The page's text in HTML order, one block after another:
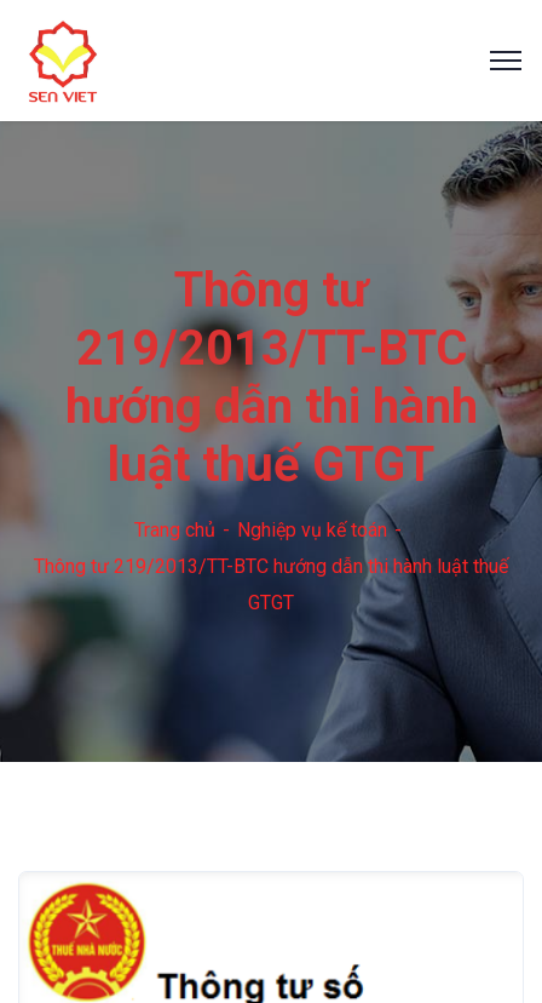
Thông tư
219/2013/TT-BTC
hướng dẫn thi hành
luật thuế GTGT
Trang chủ
Nghiệp vụ kế toán
Thông tư 219/2013/TT-BTC hướng dẫn thi hành luật thuế
GTGT